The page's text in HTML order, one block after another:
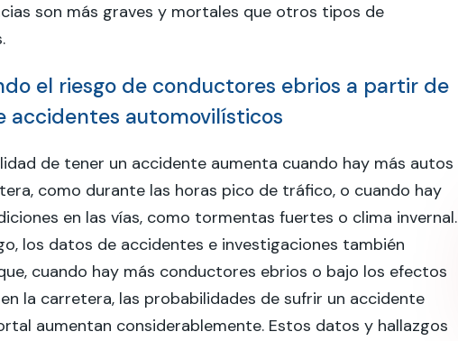
son más graves y mortales que otros tipos de
el riesgo de conductores ebrios a partir de
accidentes automovilísticos
de tener un accidente aumenta cuando hay más autos
como durante las horas pico de tráfico, o cuando hay
en las vías, como tormentas fuertes o clima invernal.
los datos de accidentes e investigaciones también
cuando hay más conductores ebrios o bajo los efectos
la carretera, las probabilidades de sufrir un accidente
aumentan considerablemente. Estos datos y hallazgos